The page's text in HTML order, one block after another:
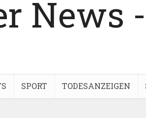
SPORT TODESANZEIGEN